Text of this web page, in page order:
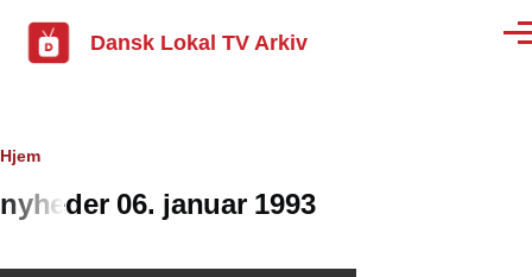
Dansk Lokal TV Arkiv
Brødkrumme
Hjem
nyheder 06. januar 1993